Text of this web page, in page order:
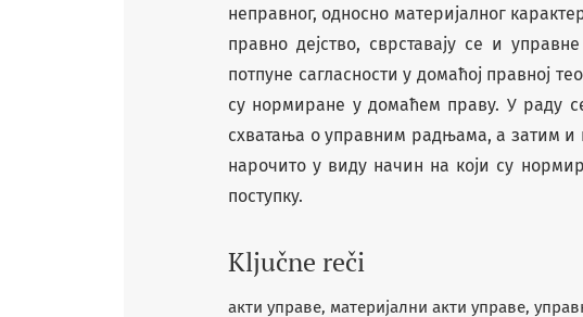
неправног, односно материјалног
правно дејство, сврставају се и
потпуне сагласности у домаћој правној
су нормиране у домаћем праву. У раду
схватања о управним радњама, а затим
нарочито у виду начин на који су
поступку.
Ključne reči
акти управе, материјални акти управе,